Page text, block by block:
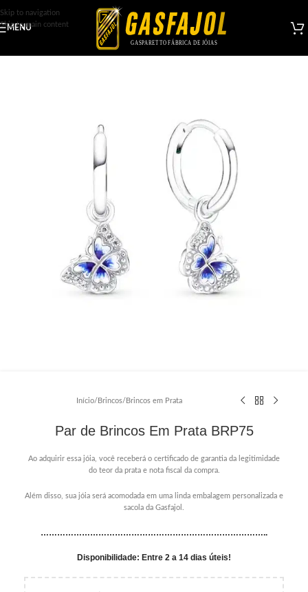
Skip to navigation
Skip to main content
MENU
Início/ Brincos/ Brincos em Prata
Par de Brincos Em Prata BRP75
Ao adquirir essa jóia, você receberá o certificado de garantia da legitimidade
do teor da prata e nota fiscal da compra.
Além disso, sua jóia será acomodada em uma linda embalagem personalizada e
sacola da Gasfajol.
………………………………………………………………………..
Disponibilidade: Entre 2 a 14 dias úteis!